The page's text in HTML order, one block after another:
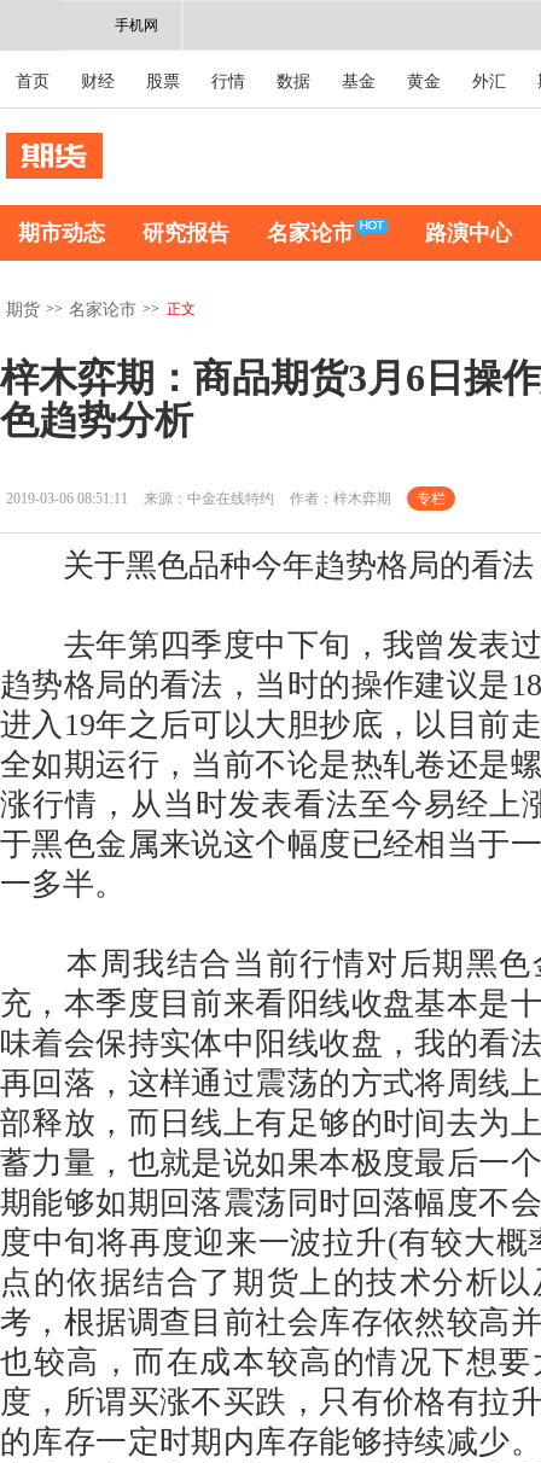
手机网
首页 财经 股票 行情 数据 基金 黄金 外汇
期市动态 研究报告 名家论市 路演中心
期货 >> 名家论市 >> 正文
梓木弈期：商品期货3月6日操
色趋势分析
2019-03-06 08:51:11 来源：中金在线特约 作者：梓木弈期 专栏
关于黑色品种今年趋势格局的看法
去年第四季度中下旬，我曾发表过
趋势格局的看法，当时的操作建议是
进入19年之后可以大胆抄底，以目前
全如期运行，当前不论是热轧卷还是
涨行情，从当时发表看法至今易经上
于黑色金属来说这个幅度已经相当于
一多半。
本周我结合当前行情对后期黑色
充，本季度目前来看阳线收盘基本是
味着会保持实体中阳线收盘，我的看
再回落，这样通过震荡的方式将周线
部释放，而日线上有足够的时间去为
蓄力量，也就是说如果本极度最后一
期能够如期回落震荡同时回落幅度不
度中旬将再度迎来一波拉升(有较大
点的依据结合了期货上的技术分析
考，根据调查目前社会库存依然较高
也较高，而在成本较高的情况下想
度，所谓买涨不买跌，只有价格有拉
的库存一定时期内库存能够持续减少